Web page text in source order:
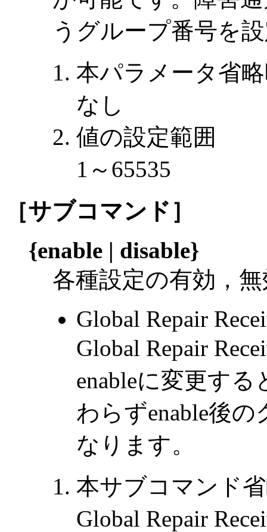
うグループ番号を
本パラメータ省
なし
値の設定範囲
1～65535
［サブコマンド］
{enable | disable}
各種設定の有効，
Global Repair
Global Repair
enableに変更す
わらずenable後
なります。
本サブコマンド
Global Repair